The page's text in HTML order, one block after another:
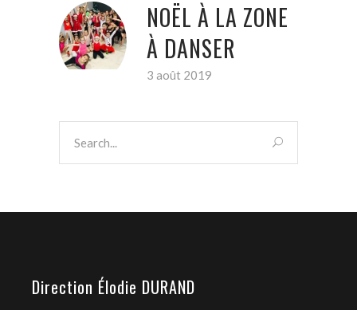
NOËL À LA ZONE
À DANSER
3 août 2019
Direction Élodie DURAND